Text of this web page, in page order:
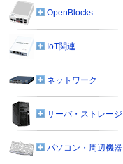
OpenBlocks
IoT関連
ネットワーク
サーバ・ストレージ
パソコン・周辺機器